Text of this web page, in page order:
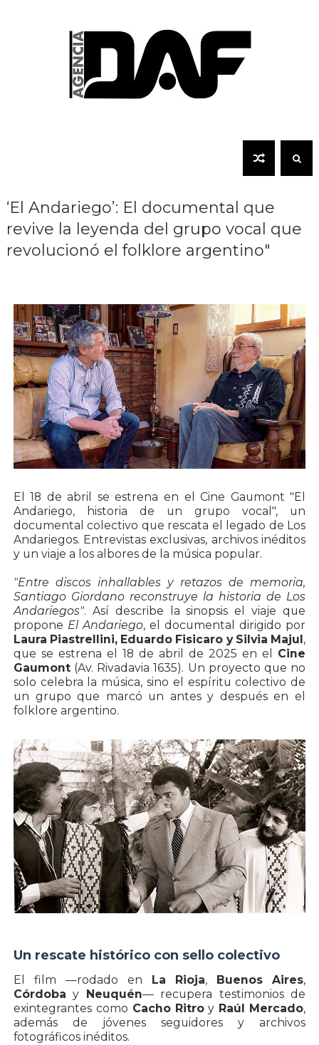
‘El Andariego’: El documental que
revive la leyenda del grupo vocal que
revolucionó el folklore argentino"
El 18 de abril se estrena en el Cine Gaumont "El
Andariego, historia de un grupo vocal", un
documental colectivo que rescata el legado de Los
Andariegos. Entrevistas exclusivas, archivos inéditos
y un viaje a los albores de la música popular.
"Entre discos inhallables y retazos de memoria,
Santiago Giordano reconstruye la historia de Los
Andariegos". Así describe la sinopsis el viaje que
propone El Andariego, el documental dirigido por
Laura Piastrellini, Eduardo Fisicaro y Silvia Majul,
que se estrena el 18 de abril de 2025 en el Cine
Gaumont(Av. Rivadavia 1635). Un proyecto que no
solo celebra la música, sino el espíritu colectivo de
un grupo que marcó un antes y después en el
folklore argentino.
Un rescate histórico con sello colectivo
El film —rodado en La Rioja, Buenos Aires,
Córdobay Neuquén— recupera testimonios de
exintegrantes como Cacho Ritroy Raúl Mercado,
además de jóvenes seguidores y archivos
fotográficos inéditos.